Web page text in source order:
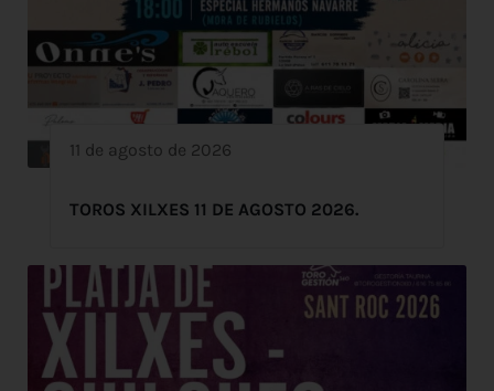
11 de agosto de 2026
TOROS XILXES 11 DE AGOSTO 2026.